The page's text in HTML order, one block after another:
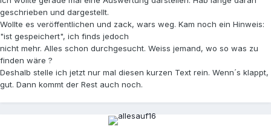
geschrieben und dargestellt.
Wollte es veröffentlichen und zack, wars weg. Kam noch ein Hinweis:
"ist gespeichert", ich finds jedoch
nicht mehr. Alles schon durchgesucht. Weiss jemand, wo so was zu
finden wäre ?
Deshalb stelle ich jetzt nur mal diesen kurzen Text rein. Wenn´s klappt,
gut. Dann kommt der Rest auch noch.